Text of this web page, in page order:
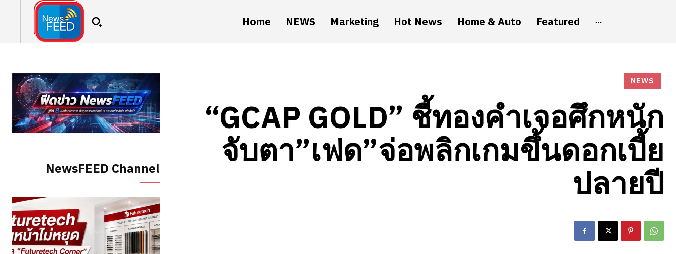
Home NEWS Marketing Hot News Home & Auto Featured
NewsFEED Channel
NEWS
“GCAP GOLD” ชี้ทองคำเจอศึกหนัก
จับตา”เฟด”จ่อพลิกเกมขึ้นดอกเบี้ย
ปลายปี